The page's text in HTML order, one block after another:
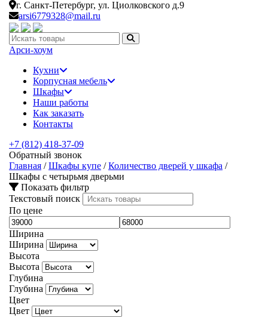
г. Санкт-Петербург, ул. Циолковского д.9
arsi6779328@mail.ru
Искать:
Арси-хоум
Кухни
Корпусная мебель
Шкафы
Наши работы
Как заказать
Контакты
+7 (812) 418-37-09
Обратный звонок
Главная /Шкафы купе /Количество дверей у шкафа /
Шкафы с четырьмя дверьми
Показать фильтр
Текстовый поиск
По цене
Ширина
Ширина
Высота
Высота
Глубина
Глубина
Цвет
Цвет